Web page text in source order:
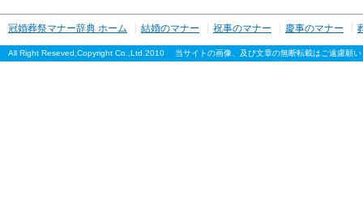
冠婚葬祭マナー辞典 ホーム 結婚のマナー 祝事のマナー 慶事のマナー
All Right Reseved,Copyright Co.,Ltd.2010 当サイトの画像、及び文章の無断転載はご遠慮願い